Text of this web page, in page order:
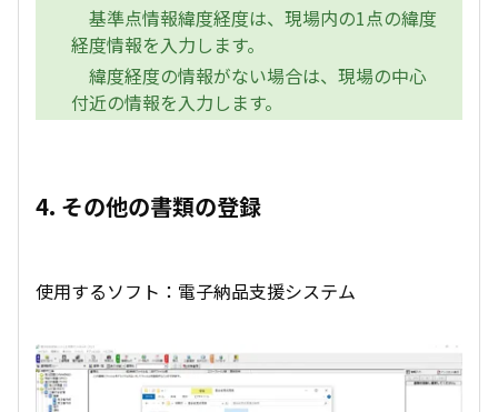
基準点情報緯度経度は、現場内の1点の緯度
経度情報を入力します。
緯度経度の情報がない場合は、現場の中心
付近の情報を入力します。
4. その他の書類の登録
使用するソフト：電子納品支援システム